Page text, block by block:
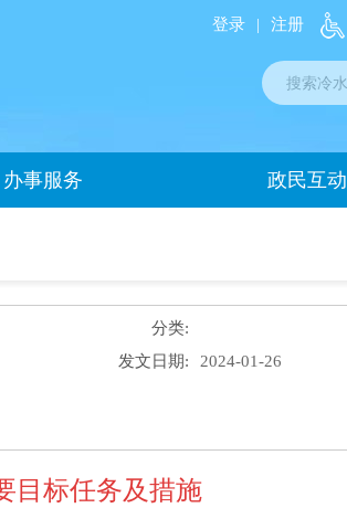
登录 | 注册
办事服务 政民互动
分类:
发文日期:
2024-01-26
目标任务及措施